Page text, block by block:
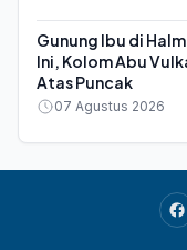
Gunung Ibu di
Ini, Kolom Abu
Atas Puncak
07 Agustus 2026